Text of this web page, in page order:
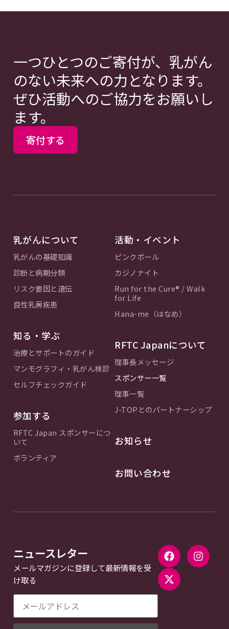
一つひとつのご寄付が、乳がん
のない未来への力となります。
ぜひ活動へのご協力をお願いし
ます。
寄付する
乳がんについて
乳がんの基礎知識
診断と病期分類
リスク要因と遺伝
良性乳房疾患
知る・学ぶ
治療とサポートのガイド
マンモグラフィ・乳がん検診
セルフチェックガイド
参加する
RFTC Japan スポンサーにつ
いて
ボランティア
活動・イベント
ピンクボール
カジノナイト
Run for the Cure® / Walk
for Life
Hana-me（はなめ）
RFTC Japanについて
理事長メッセージ
スポンサー一覧
理事一覧
J-TOPとのパートナーシップ
お知らせ
お問い合わせ
ニュースレター
メールマガジンに登録して最新情報を受
け取る